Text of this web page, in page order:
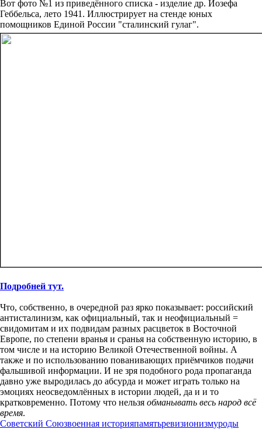
Вот фото №1 из приведённого списка - изделие др. Йозефа
Геббельса, лето 1941. Иллюстрирует на стенде юных
помощников Единой России "сталинский гулаг".
Подробней тут.
Что, собственно, в очередной раз ярко показывает: российский
антисталинизм, как официальный, так и неофициальный =
свидомитам и их подвидам разных расцветок в Восточной
Европе, по степени вранья и сранья на собственную историю, в
том числе и на историю Великой Отечественной войны. А
также и по использованию пованивающих приёмчиков подачи
фальшивой информации. И не зря подобного рода пропаганда
давно уже выродилась до абсурда и может играть только на
эмоциях неосведомлённых в истории людей, да и и то
кратковременно. Потому что нельзя обманывать весь народ всё
время.
Советский Союзвоенная историяпамятьревизионизмуроды